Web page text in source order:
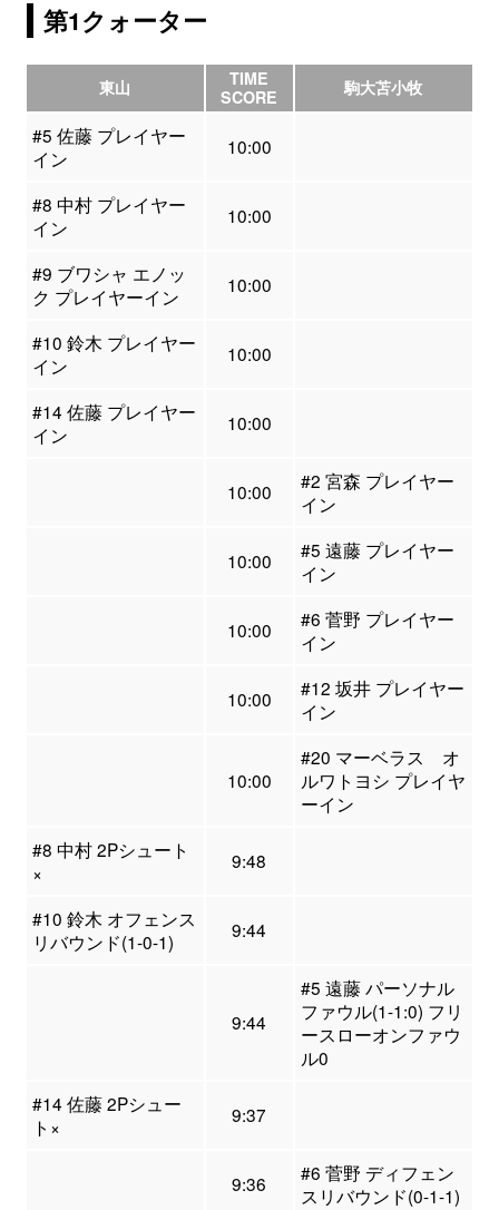
第1クォーター
東山
TIME
SCORE
駒大苫小牧
#5 佐藤 プレイヤー
イン
10:00
#8 中村 プレイヤー
イン
10:00
#9 ブワシャ エノッ
ク プレイヤーイン
10:00
#10 鈴木 プレイヤー
イン
10:00
#14 佐藤 プレイヤー
イン
10:00
10:00
#2 宮森 プレイヤー
イン
10:00
#5 遠藤 プレイヤー
イン
10:00
#6 菅野 プレイヤー
イン
10:00
#12 坂井 プレイヤー
イン
10:00
#20 マーベラス オ
ルワトヨシ プレイヤ
ーイン
#8 中村 2Pシュート
×
9:48
#10 鈴木 オフェンス
リバウンド(1-0-1)
9:44
9:44
#5 遠藤 パーソナル
ファウル(1-1:0) フリ
ースローオンファウ
ル0
#14 佐藤 2Pシュー
ト×
9:37
9:36
#6 菅野 ディフェン
スリバウンド(0-1-1)